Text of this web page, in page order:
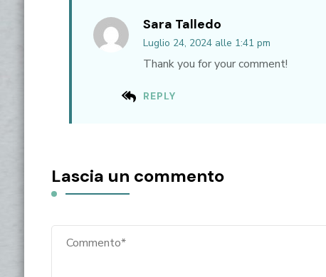
Sara Talledo
Luglio 24, 2024 alle 1:41 pm
REPLY
Thank you for your comment!
Lascia un commento